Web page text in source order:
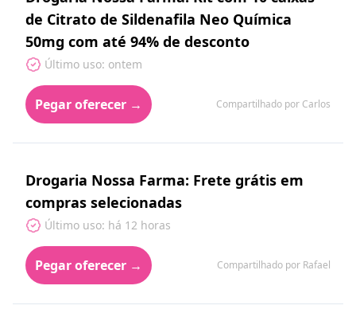
de Citrato de Sildenafila Neo Química
50mg com até 94% de desconto
Último uso: ontem
Pegar oferecer → Compartilhado por Carlos
Drogaria Nossa Farma: Frete grátis em
compras selecionadas
Último uso: há 12 horas
Pegar oferecer → Compartilhado por Rafael